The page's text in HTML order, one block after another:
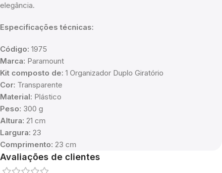
elegância.
Especificações técnicas:
Código: 1975
Marca: Paramount
Kit composto de: 1 Organizador Duplo Giratório
Cor: Transparente
Material: Plástico
Peso: 300 g
Altura: 21 cm
Largura: 23
Comprimento: 23 cm
Avaliações de clientes